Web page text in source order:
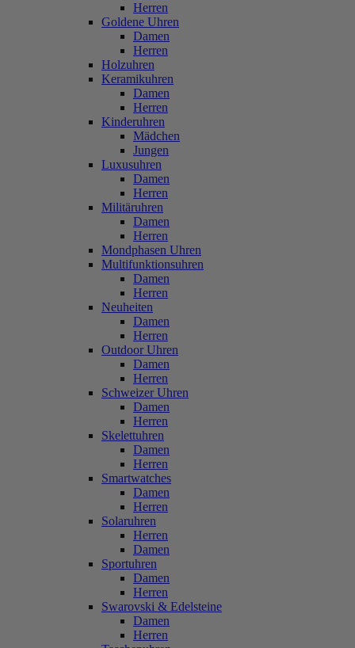
Herren
Goldene Uhren
Damen
Herren
Holzuhren
Keramikuhren
Damen
Herren
Kinderuhren
Mädchen
Jungen
Luxusuhren
Damen
Herren
Militäruhren
Damen
Herren
Mondphasen Uhren
Multifunktionsuhren
Damen
Herren
Neuheiten
Damen
Herren
Outdoor Uhren
Damen
Herren
Schweizer Uhren
Damen
Herren
Skelettuhren
Damen
Herren
Smartwatches
Damen
Herren
Solaruhren
Herren
Damen
Sportuhren
Damen
Herren
Swarovski & Edelsteine
Damen
Herren